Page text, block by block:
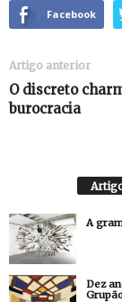
Facebook
Artigo anterior
O discreto
burocracia
A
Dez